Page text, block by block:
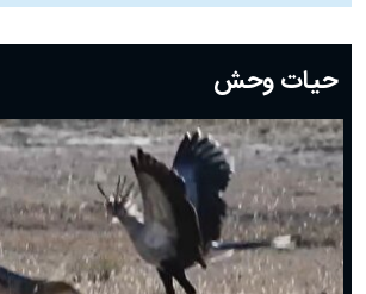
دعای روز بیستم ماه رمضان؛ ۱۹ اسفند ۱۴۰۴
دعای روز هشتم ماه مبارک رمضان؛ ۷ اسفند ماه ۱۴۰۴
دعای روز هفتم ماه رمضان؛ ۶ اسفند ۱۴۰۴
دعای روز ششم ماه رمضان؛ ۵ اسفند ۱۴۰۴
دعای روز پنجم ماه رمضان؛ ۴ اسفند ۱۴۰۴
دعای روز چهارم ماه مبارک رمضان؛ ۳ اسفند ۱۴۰۴
دعای روز سوم ماه مبارک رمضان؛ ۱۴ اسفند ۱۴۰۴
دعای روز دوم ماه مبارک رمضان ۱ اسفند ماه ۱۴۰۴
حیات وحش